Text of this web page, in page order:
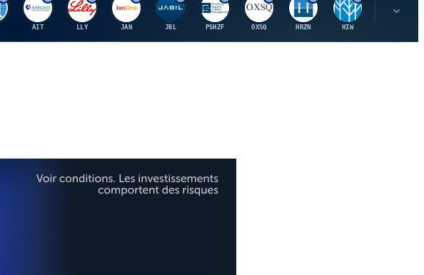
A
AIT
E
LLY
J
JAN
J
JBL
P
PSHZF
O
OXSQ
H
HRZN
H
HIW
U